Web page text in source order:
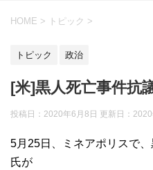
HOME > トピック >
トピック 政治
[米]黒人死亡事件抗
投稿日：2020年6月8日 更新日：
5月25日、ミネアポリスで
氏が